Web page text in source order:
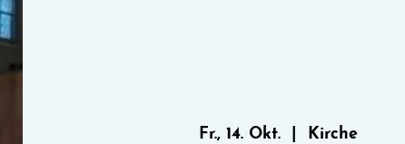
Fr., 14. Okt. Kirche